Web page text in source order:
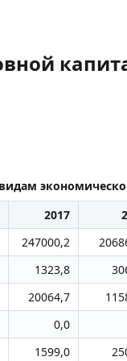
2017
247000,2
1323,8
20064,7
0,0
1599,0